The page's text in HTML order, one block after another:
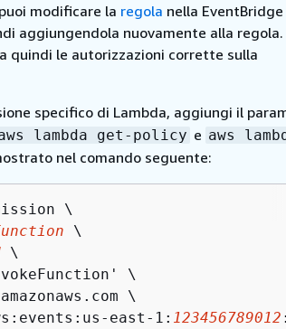
modificare la regola nella EventBridge
aggiungendola nuovamente alla regola.
quindi le autorizzazioni corrette sulla
specifico di Lambda, aggiungi il
lambda get-policy e aws
nel comando seguente:
\
\
\
\
\
east-1: 123456789012